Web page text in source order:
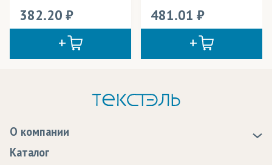
382.20 481.01
О компании
Каталог